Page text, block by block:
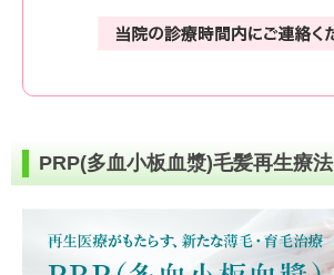
PRP(多血小板血漿)毛髪再生療法